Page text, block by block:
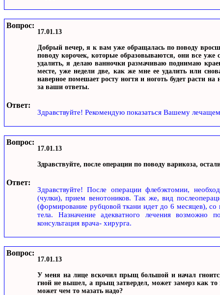
Вопрос:
17.01.13
Добрый вечер, я к вам уже обращалась по поводу
поводу корочек, которые образовываются, они все
удалить, я делаю ванночки размачиваю поднимаю
месте, уже недели две, как же мне ее удалить или
наверное помешает росту ногтя и ноготь будет расти
за ваши ответы.
Ответ:
Здравствуйте! Рекомендую показаться Вашему
Вопрос:
17.01.13
Здравствуйте, после операции по поводу варикоза,
Ответ:
Здравствуйте! После операции флебэктомии,
(чулки), прием венотоников. Так же, вид
(формирование рубцовой ткани идет до 6 месяцев),
тела. Назначение адекватного лечения возможно
консультация врача- хирурга.
Вопрос:
17.01.13
У меня на лице вскочил прыщ большой и начал
гной не вышел, а прыщ затвердел, может замерз как то
может чем то мазать надо?